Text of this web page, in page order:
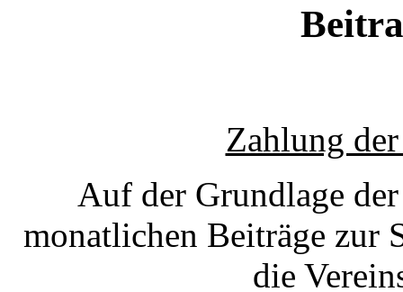
Zahlung
Auf der Grundlage
monatlichen Beiträge zur
die